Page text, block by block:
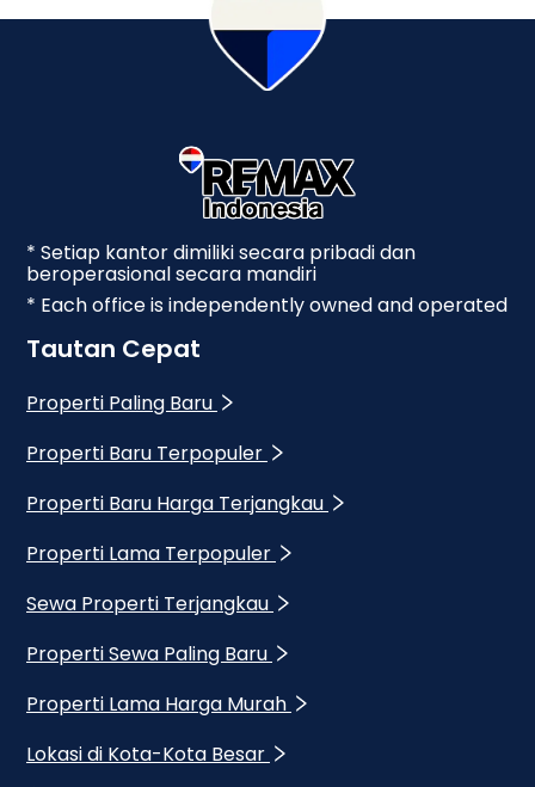
* Setiap kantor dimiliki secara pribadi dan
beroperasional secara mandiri
* Each office is independently owned and operated
Tautan Cepat
Properti Paling Baru
Properti Baru Terpopuler
Properti Baru Harga Terjangkau
Properti Lama Terpopuler
Sewa Properti Terjangkau
Properti Sewa Paling Baru
Properti Lama Harga Murah
Lokasi di Kota-Kota Besar